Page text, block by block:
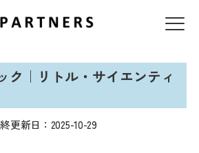
ク｜リトル・サイエンティ
更新日：2025-10-29